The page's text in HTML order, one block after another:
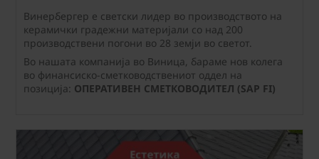
Винербергер е светски лидер во производството на
керамички градежни материјали со над 200
производствени погони во 28 земји во светот.
Во нашата компанија во Виница, бараме нов колега
во финансиско-сметководствениот оддел на
позиција: ОПЕРАТИВЕН СМЕТКОВОДИТЕЛ (SAP FI)